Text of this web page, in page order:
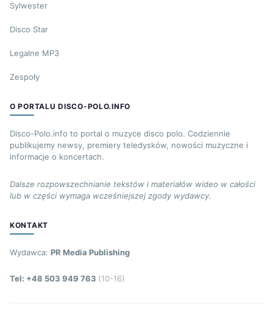
Sylwester
Disco Star
Legalne MP3
Zespoły
O PORTALU DISCO-POLO.INFO
Disco-Polo.info to portal o muzyce disco polo. Codziennie
publikujemy newsy, premiery teledysków, nowości muzyczne i
informacje o koncertach.
Dalsze rozpowszechnianie tekstów i materiałów wideo w całości
lub w części wymaga wcześniejszej zgody wydawcy.
KONTAKT
Wydawca: PR Media Publishing
Tel: +48 503 949 763 (10-16)